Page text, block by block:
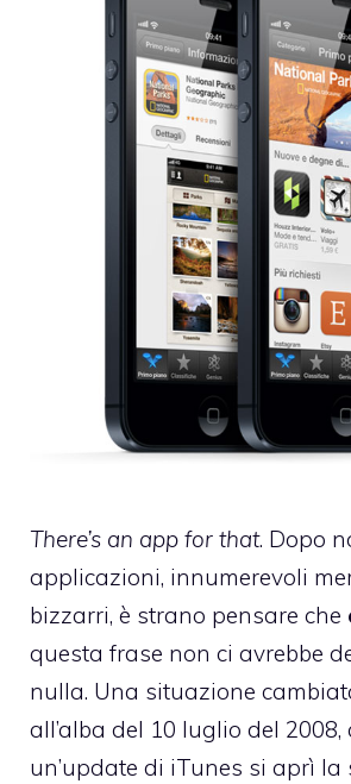
There’s an app for that. Dopo
applicazioni, innumerevoli
bizzarri, è strano pensare che
questa frase non ci avrebbe
nulla. Una situazione
all’alba del 10 luglio del
un’update di iTunes si aprì la